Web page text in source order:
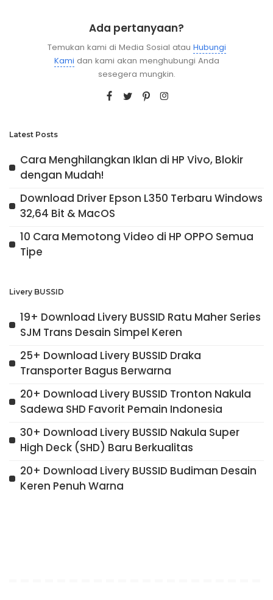
Ada pertanyaan?
Temukan kami di Media Sosial atau Hubungi
Kami dan kami akan menghubungi Anda
sesegera mungkin.
Latest Posts
Cara Menghilangkan Iklan di HP Vivo, Blokir
dengan Mudah!
Download Driver Epson L350 Terbaru Windows
32,64 Bit & MacOS
10 Cara Memotong Video di HP OPPO Semua
Tipe
Livery BUSSID
19+ Download Livery BUSSID Ratu Maher Series
SJM Trans Desain Simpel Keren
25+ Download Livery BUSSID Draka
Transporter Bagus Berwarna
20+ Download Livery BUSSID Tronton Nakula
Sadewa SHD Favorit Pemain Indonesia
30+ Download Livery BUSSID Nakula Super
High Deck (SHD) Baru Berkualitas
20+ Download Livery BUSSID Budiman Desain
Keren Penuh Warna